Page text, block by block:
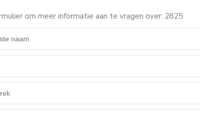
om meer informatie aan te vragen over: 2825